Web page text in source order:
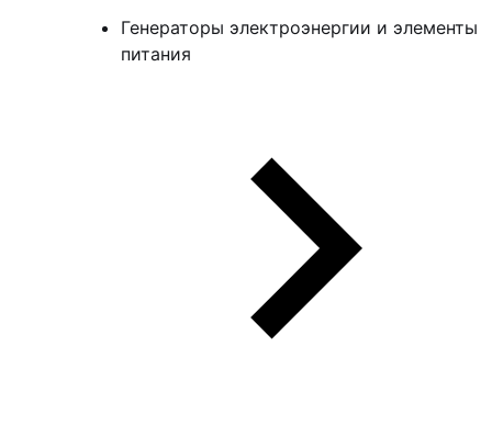
Генераторы электроэнергии и элементы
питания